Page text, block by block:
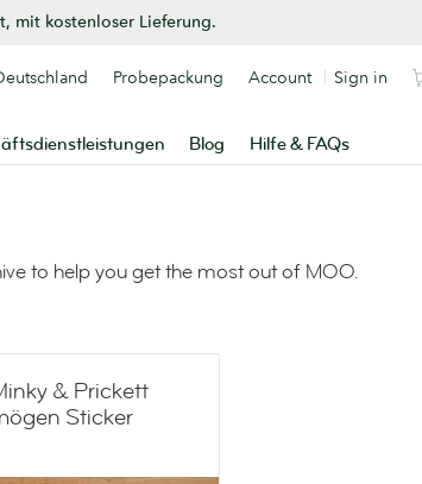
mit kostenloser Lieferung.
Blog Hilfe & FAQs
Probepackung Account Sign in
to help you get the most out of MOO.
& Prickett
Sticker